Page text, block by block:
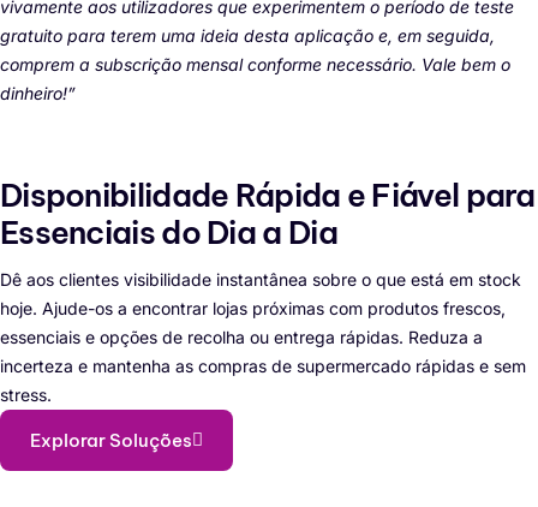
vivamente aos utilizadores que experimentem o período de teste
gratuito para terem uma ideia desta aplicação e, em seguida,
comprem a subscrição mensal conforme necessário. Vale bem o
dinheiro!”
Disponibilidade Rápida e Fiável para
Essenciais do Dia a Dia
Dê aos clientes visibilidade instantânea sobre o que está em stock
hoje. Ajude-os a encontrar lojas próximas com produtos frescos,
essenciais e opções de recolha ou entrega rápidas. Reduza a
incerteza e mantenha as compras de supermercado rápidas e sem
stress.
Explorar Soluções